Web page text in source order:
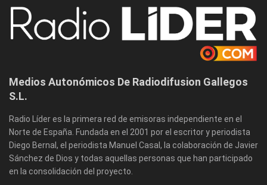
Medios Autonómicos De Radiodifusion Gallegos
S.L.
Radio Líder es la primera red de emisoras independiente en el
Norte de España. Fundada en el 2001 por el escritor y periodista
Diego Bernal, el periodista Manuel Casal, la colaboración de Javier
Sánchez de Dios y todas aquellas personas que han participado
en la consolidación del proyecto.